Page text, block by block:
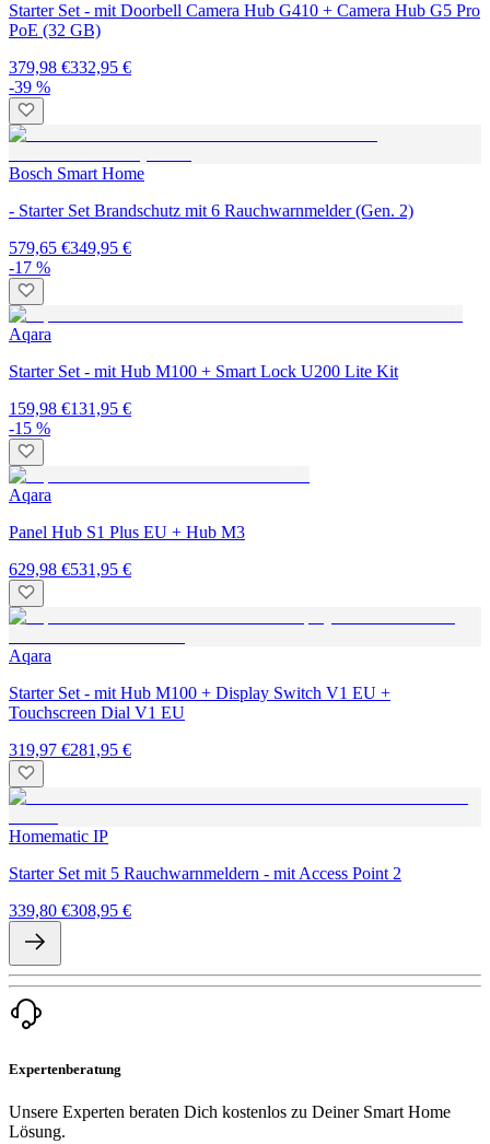
Starter Set - mit Doorbell Camera Hub G410 + Camera Hub G5 Pro
PoE (32 GB)
379,98 €332,95 €
-39 %
Bosch Smart Home
- Starter Set Brandschutz mit 6 Rauchwarnmelder (Gen. 2)
579,65 €349,95 €
-17 %
Aqara
Starter Set - mit Hub M100 + Smart Lock U200 Lite Kit
159,98 €131,95 €
-15 %
Aqara
Panel Hub S1 Plus EU + Hub M3
629,98 €531,95 €
Aqara
Starter Set - mit Hub M100 + Display Switch V1 EU +
Touchscreen Dial V1 EU
319,97 €281,95 €
Homematic IP
Starter Set mit 5 Rauchwarnmeldern - mit Access Point 2
339,80 €308,95 €
Expertenberatung
Unsere Experten beraten Dich kostenlos zu Deiner Smart Home
Lösung.